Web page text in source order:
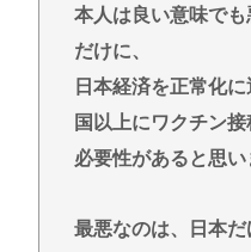
本人は良い意味で
だけに、
日本経済を正常化
国以上にワクチン
必要性があると思い
最悪なのは、日本